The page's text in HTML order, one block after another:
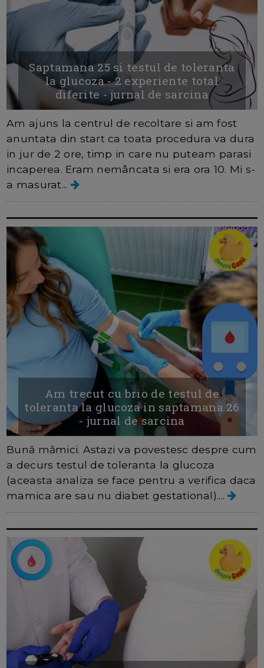
Saptamana 25 si testul de toleranta
la glucoza - 2 experiente total
diferite - jurnal de sarcina
Am ajuns la centrul de recoltare si am fost
anuntata din start ca toata procedura va dura
in jur de 2 ore, timp in care nu puteam parasi
incaperea. Eram nemâncata si era ora 10. Mi s-
a masurat...
Am trecut cu brio de testul de
toleranta la glucoza in saptamana 26
- jurnal de sarcina
Bună mămici. Astazi va povestesc despre cum
a decurs testul de toleranta la glucoza
(aceasta analiza se face pentru a verifica daca
mamica are sau nu diabet gestational)....